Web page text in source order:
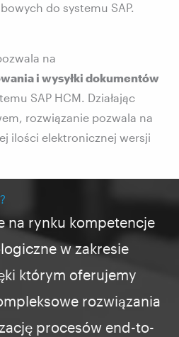
do systemu SAP.
na
i wysyłki dokumentów
SAP HCM. Działając
rozwiązanie pozwala na
ilości elektronicznej wersji
na rynku kompetencje
w zakresie
którym oferujemy
rozwiązania
procesów end-to-